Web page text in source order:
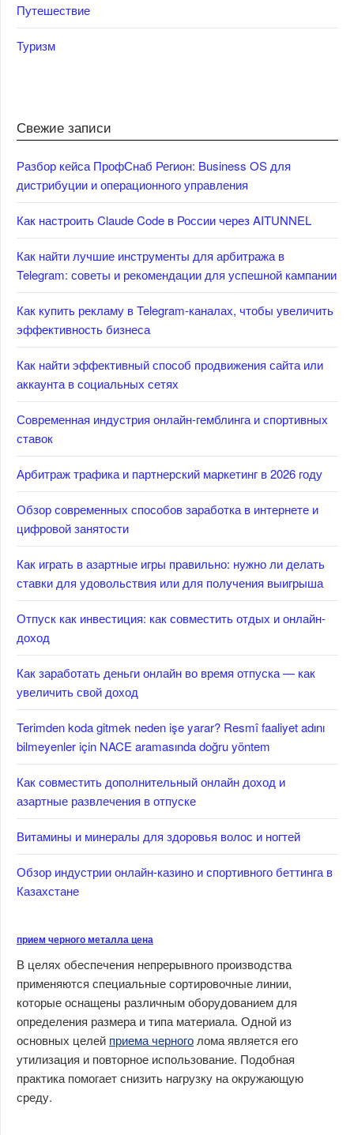
Путешествие
Туризм
Свежие записи
Разбор кейса ПрофСнаб Регион: Business OS для
дистрибуции и операционного управления
Как настроить Claude Code в России через AITUNNEL
Как найти лучшие инструменты для арбитража в
Telegram: советы и рекомендации для успешной кампании
Как купить рекламу в Telegram-каналах, чтобы увеличить
эффективность бизнеса
Как найти эффективный способ продвижения сайта или
аккаунта в социальных сетях
Современная индустрия онлайн-гемблинга и спортивных
ставок
Арбитраж трафика и партнерский маркетинг в 2026 году
Обзор современных способов заработка в интернете и
цифровой занятости
Как играть в азартные игры правильно: нужно ли делать
ставки для удовольствия или для получения выигрыша
Отпуск как инвестиция: как совместить отдых и онлайн-
доход
Как заработать деньги онлайн во время отпуска — как
увеличить свой доход
Terimden koda gitmek neden işe yarar? Resmî faaliyet adını
bilmeyenler için NACE aramasında doğru yöntem
Как совместить дополнительный онлайн доход и
азартные развлечения в отпуске
Витамины и минералы для здоровья волос и ногтей
Обзор индустрии онлайн-казино и спортивного беттинга в
Казахстане
прием черного металла цена
В целях обеспечения непрерывного производства
применяются специальные сортировочные линии,
которые оснащены различным оборудованием для
определения размера и типа материала. Одной из
основных целей приема черного лома является его
утилизация и повторное использование. Подобная
практика помогает снизить нагрузку на окружающую
среду.